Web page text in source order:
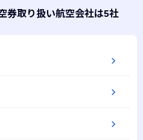
ば4,000円以下で航空券を購入する
にはLCCが就航しておりません。早
れば10,000円台で購入も可能です。
券取り扱い航空会社は5社